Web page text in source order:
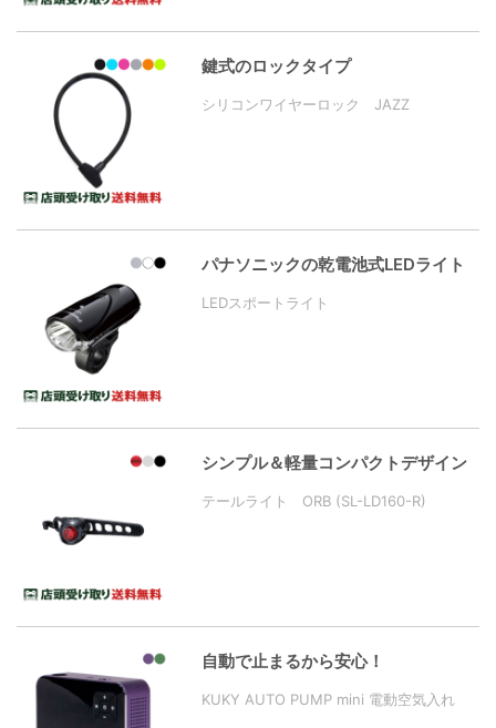
鍵式のロックタイプ
シリコンワイヤーロック JAZZ
パナソニックの乾電池式LEDライト
LEDスポートライト
シンプル＆軽量コンパクトデザイン
テールライト ORB (SL-LD160-R)
自動で止まるから安心！
KUKY AUTO PUMP mini 電動空気入れ